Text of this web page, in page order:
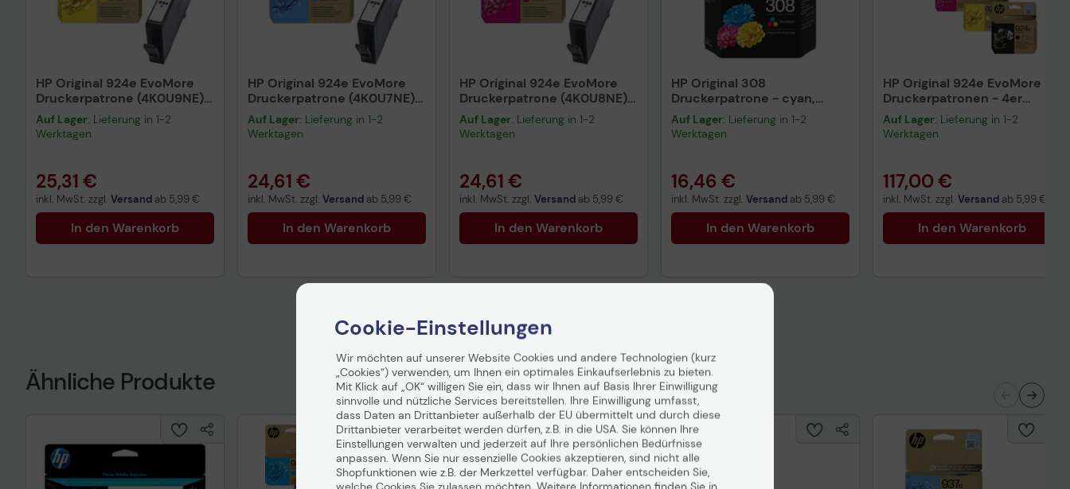
HP Original 924e EvoMore
Druckerpatrone (4K0U9NE)
gelb
Auf Lager: Lieferung in 1-2
Werktagen
25,31 €
inkl. MwSt. zzgl. Versand ab 5,99 €
In den Warenkorb
HP Original 924e EvoMore
Druckerpatrone (4K0U7NE)
cyan
Auf Lager: Lieferung in 1-2
Werktagen
24,61 €
inkl. MwSt. zzgl. Versand ab 5,99 €
In den Warenkorb
HP Original 924e EvoMore
Druckerpatrone (4K0U8NE)
magenta
Auf Lager: Lieferung in 1-2
Werktagen
24,61 €
inkl. MwSt. zzgl. Versand ab 5,99 €
In den Warenkorb
HP Original 308
Druckerpatrone - cyan,
magenta, gelb (7FP20UE)
Auf Lager: Lieferung in 1-2
Werktagen
16,46 €
inkl. MwSt. zzgl. Versand ab 5,99 €
In den Warenkorb
HP Original 924e EvoMore
Druckerpatronen - 4er
Multipack cyan, magenta,
gelb, schwarz
Auf Lager: Lieferung in 1-2
Werktagen
117,00 €
inkl. MwSt. zzgl. Versand ab 5,99 €
In den Warenkorb
Ähnliche Produkte
Cookie-Einstellungen
Wir möchten auf unserer Website Cookies und andere Technologien (kurz
„Cookies“) verwenden, um Ihnen ein optimales Einkaufserlebnis zu bieten.
Mit Klick auf „OK“ willigen Sie ein, dass wir Ihnen auf Basis Ihrer Einwilligung
sinnvolle und nützliche Services bereitstellen. Ihre Einwilligung umfasst,
dass Daten an Drittanbieter außerhalb der EU übermittelt und durch diese
Drittanbieter verarbeitet werden dürfen, z.B. in die USA. Sie können Ihre
Einstellungen verwalten und jederzeit auf Ihre persönlichen Bedürfnisse
anpassen. Wenn Sie nur essenzielle Cookies akzeptieren, sind nicht alle
Shopfunktionen wie z.B. der Merkzettel verfügbar. Daher entscheiden Sie,